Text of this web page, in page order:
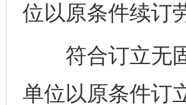
位以原条件续订
符合订立无固
单位以原条件订